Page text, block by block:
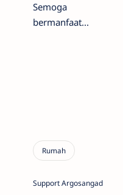
Semoga
bermanfaat...
Support Argosangad